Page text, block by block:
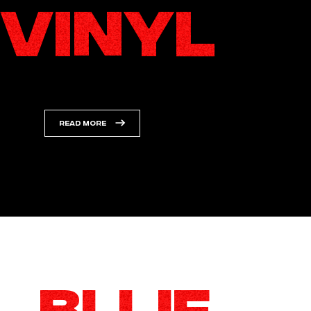
VINYL
READ MORE
read more about Artikel 140 van THC verschijnt